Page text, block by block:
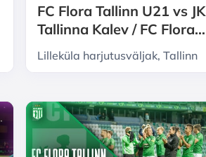
FC Flora Tallinn U21 vs JK
Tallinna Kalev / FC Flora
Tallinn U21 kodumängud
2026
Lilleküla harjutusväljak, Tallinn